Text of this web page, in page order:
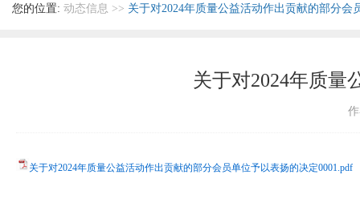
您的位置: 动态信息 >> 关于对2024年质量公益活动作出贡献的部分会
关于对2024年质量
关于对2024年质量公益活动作出贡献的部分会员单位予以表扬的决定0001.pdf